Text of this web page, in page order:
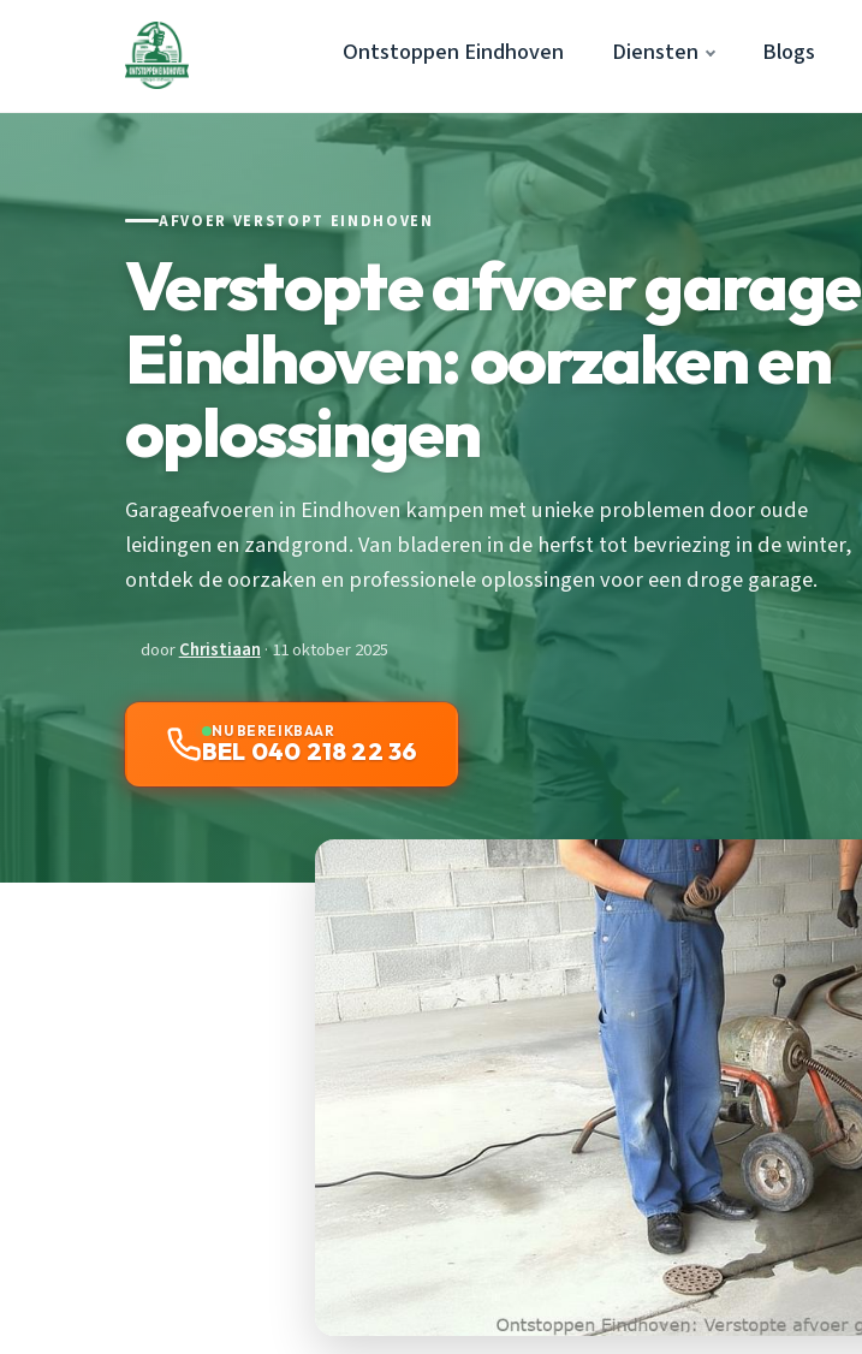
Ontstoppen Eindhoven Diensten Blogs
AFVOER VERSTOPT EINDHOVEN
Verstopte afvoer garage
Eindhoven: oorzaken en
oplossingen
Garageafvoeren in Eindhoven kampen met unieke problemen door oude
leidingen en zandgrond. Van bladeren in de herfst tot bevriezing in de winter,
ontdek de oorzaken en professionele oplossingen voor een droge garage.
doorChristiaan · 11 oktober 2025
NU BEREIKBAAR
BEL 040 218 22 36